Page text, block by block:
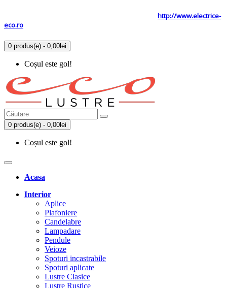
http://www.electrice-
eco.ro
0 produs(e) - 0,00lei
Coșul este gol!
0 produs(e) - 0,00lei
Coșul este gol!
Acasa
Interior
Aplice
Plafoniere
Candelabre
Lampadare
Pendule
Veioze
Spoturi incastrabile
Spoturi aplicate
Lustre Clasice
Lustre Rustice